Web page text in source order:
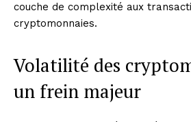
couche de complexité aux
cryptomonnaies.
Volatilité des
un frein majeur